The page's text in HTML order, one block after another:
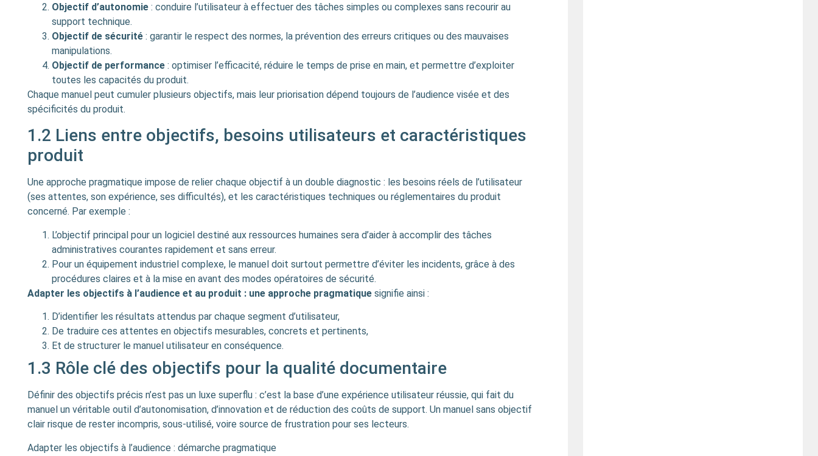
Objectif d’autonomie : conduire l’utilisateur à effectuer des tâches simples ou complexes sans recourir au
support technique.
Objectif de sécurité : garantir le respect des normes, la prévention des erreurs critiques ou des mauvaises
manipulations.
Objectif de performance : optimiser l’efficacité, réduire le temps de prise en main, et permettre d’exploiter
toutes les capacités du produit.
Chaque manuel peut cumuler plusieurs objectifs, mais leur priorisation dépend toujours de l’audience visée et des
spécificités du produit.
1.2 Liens entre objectifs, besoins utilisateurs et caractéristiques
produit
Une approche pragmatique impose de relier chaque objectif à un double diagnostic : les besoins réels de l’utilisateur
(ses attentes, son expérience, ses difficultés), et les caractéristiques techniques ou réglementaires du produit
concerné. Par exemple :
L’objectif principal pour un logiciel destiné aux ressources humaines sera d’aider à accomplir des tâches
administratives courantes rapidement et sans erreur.
Pour un équipement industriel complexe, le manuel doit surtout permettre d’éviter les incidents, grâce à des
procédures claires et à la mise en avant des modes opératoires de sécurité.
Adapter les objectifs à l’audience et au produit : une approche pragmatique signifie ainsi :
D’identifier les résultats attendus par chaque segment d’utilisateur,
De traduire ces attentes en objectifs mesurables, concrets et pertinents,
Et de structurer le manuel utilisateur en conséquence.
1.3 Rôle clé des objectifs pour la qualité documentaire
Définir des objectifs précis n’est pas un luxe superflu : c’est la base d’une expérience utilisateur réussie, qui fait du
manuel un véritable outil d’autonomisation, d’innovation et de réduction des coûts de support. Un manuel sans objectif
clair risque de rester incompris, sous-utilisé, voire source de frustration pour ses lecteurs.
Adapter les objectifs à l’audience : démarche pragmatique